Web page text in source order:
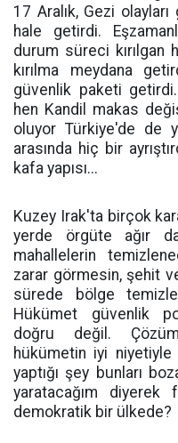
17 Aralık, Gezi
hale getirdi.
durum süreci kırılgan
kırılma meydana
güvenlik paketi
hen Kandil makas
oluyor Türkiye'de de
arasında hiç bir
kafa yapısı...
Kuzey Irak'ta birçok
yerde örgüte ağır
mahallelerin
zarar görmesin, şehit
sürede bölge
Hükümet güvenlik
doğru değil.
hükümetin iyi
yaptığı şey bunları
yaratacağım
demokratik bir ülkede?